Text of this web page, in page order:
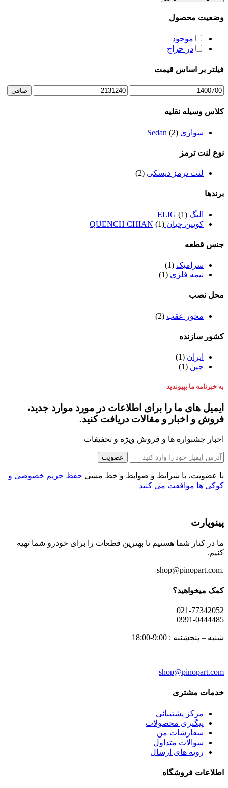
وضعیت محصول
موجود
در حراج
فیلتر بر اساس قیمت
حداقل
حداكثر
صافی
کلاس وسیله نقلیه
سواری Sedan (2)
نوع لنت ترمز
لنت ترمز دیسکی (2)
برندها
الیگ ELIG (1)
کویین چیان QUENCH CHIAN (1)
جنس قطعه
سرامیک (1)
نیمه فلزی (1)
محل نصب
محور عقب (2)
کشور سازنده
ایران (1)
چین (1)
به خبرنامه ما بپیوندید
ایمیل های ما را برای اطلاعات در مورد موارد جدید،
فروش و اخبار و مقالات دریافت کنید.
اخبار جشنواره ها و فروش ویژه و تخفیفات
عضویت
با عضویت، با شرایط و ضوابط و خط مشی حفظ حریم خصوصی و
کوکی ها موافقت می کنید
پینوپارت
ما در کنار شما هستیم تا بهترین قطعات را برای خودرو شما تهیه
کنیم.
.shop@pinopart.com
کمک میخواهید؟
021-77342052
0991-0444485
شنبه – پنجشنبه : 9:00-18:00
shop@pinopart.com
خدمات مشتری
مرکز پشتیبانی
پیگیری محصولات
سفارشات من
سوالات متداول
رویه های ارسال
اطلاعات فروشگاه